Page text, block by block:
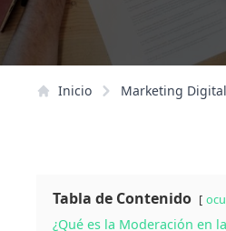
Inicio Marketing Digital
Tabla de Contenido
¿Qué es la Moderación en